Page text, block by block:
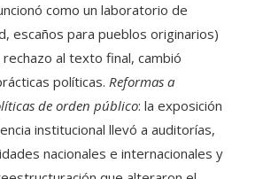
como un laboratorio de
escaños para pueblos originarios)
al texto final, cambió
políticas. Reformas a
de orden público: la exposición
institucional llevó a auditorías,
nacionales e internacionales y